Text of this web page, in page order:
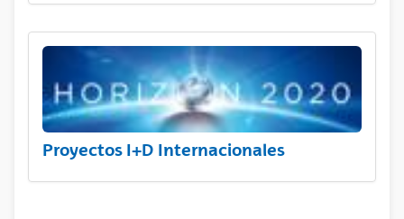
Proyectos I+D Internacionales